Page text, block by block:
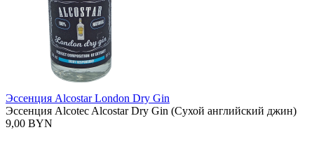
Эссенция Alcostar London Dry Gin
Эссенция Alcotec Alcostar Dry Gin (Сухой английский джин)
9,00 BYN